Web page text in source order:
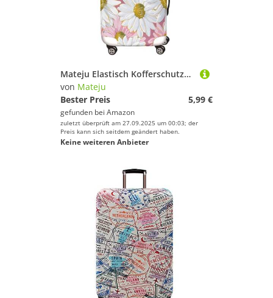
Mateju Elastisch Kofferschutzhülle, 3D-Gänseblümchen Kofferhülle Gepäck Cover, Waschbare Reisekoffer Hülle Trolley Case Kofferbezug für Koffer von 18-32 Zoll (Gänseblümchen 2,S)
von Mateju
Bester Preis
5,99 €
gefunden bei Amazon
zuletzt überprüft am 27.09.2025 um 00:03; der
Preis kann sich seitdem geändert haben.
Keine weiteren Anbieter